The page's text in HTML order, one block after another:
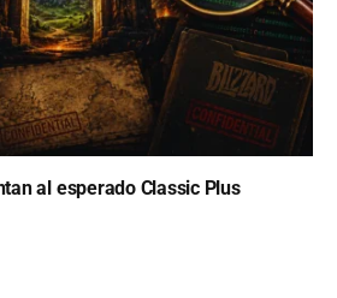
al esperado Classic Plus